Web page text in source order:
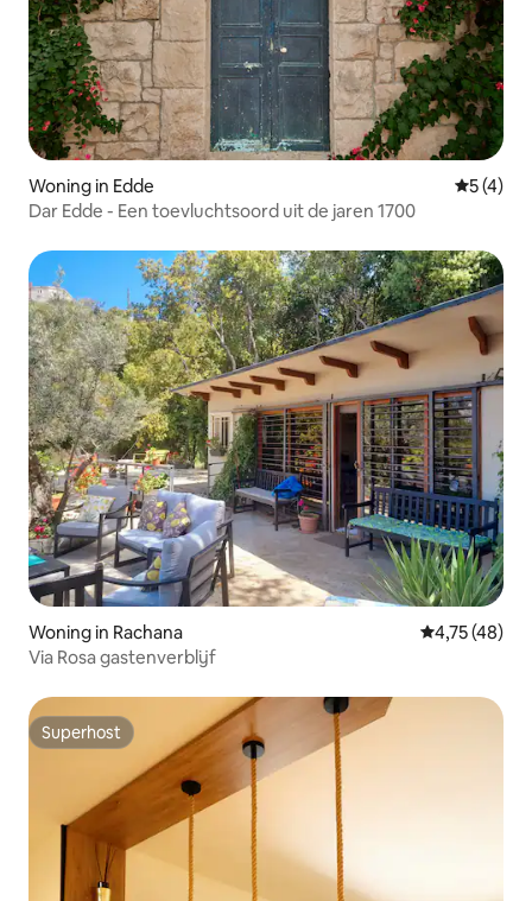
Woning in Edde
5 (4)
Dar Edde - Een toevluchtsoord uit de jaren 1700
Woning in Rachana Gemiddelde
4,75 (48)
Via Rosa gastenverblijf
Superhost
Superhost